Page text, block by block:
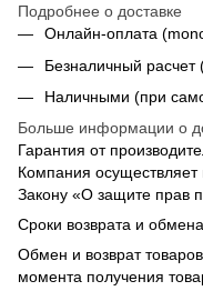
Подробнее о доставке
Онлайн-оплата
Безналичный
Наличными (при
Больше информации о
Гарантия от
Компания осуществляет
Закону «О защите прав
Сроки возврата и обмена
Обмен и возврат
момента получения